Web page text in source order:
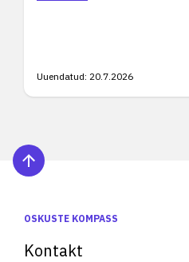
Uuendatud: 20.7.2026
OSKUSTE KOMPASS
Kontakt